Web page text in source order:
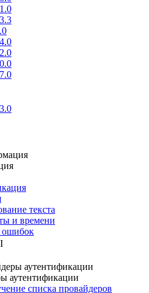
текста
и времени
ошибок
аутентификации
аутентификации
списка провайдеров